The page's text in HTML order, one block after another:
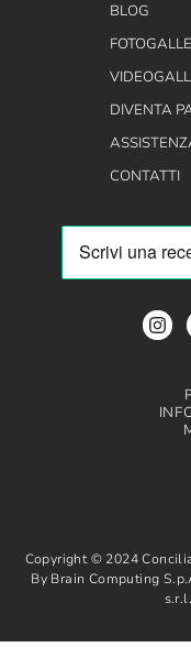
BLOG
DIVENTA
CONTATTI
Copyright © 2024
By Brain Computing